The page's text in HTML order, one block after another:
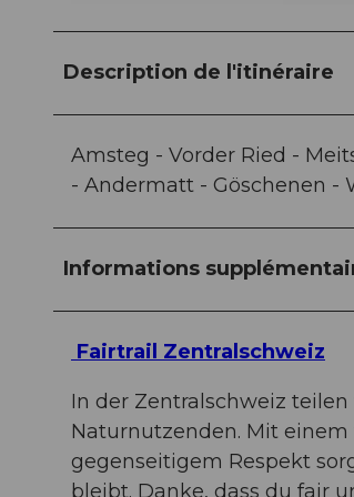
Description de l'itinéraire
Amsteg - Vorder Ried -
- Andermatt - Göschenen -
Informations
Fairtrail Zentralschweiz
In der Zentralschweiz
Naturnutzenden. Mit
gegenseitigem Respekt
bleibt. Danke, dass du fair